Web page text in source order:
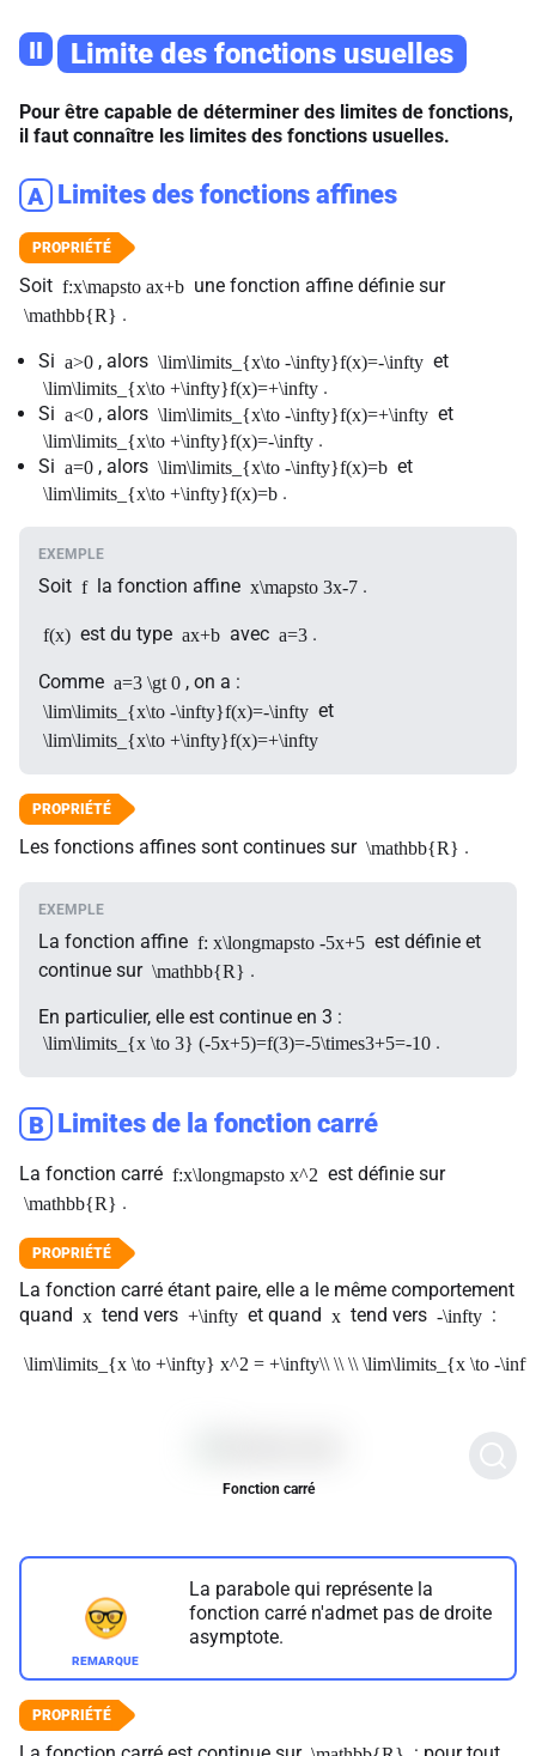
II Limite des fonctions usuelles
Pour être capable de déterminer des limites de fonctions,
il faut connaître les limites des fonctions usuelles.
A Limites des fonctions affines
Soit f:x\mapsto ax+b une fonction affine définie sur
\mathbb{R} .
Si a>0 , alors \lim\limits_{x\to -\infty}f(x)=-\infty et
\lim\limits_{x\to +\infty}f(x)=+\infty .
Si a<0 , alors \lim\limits_{x\to -\infty}f(x)=+\infty et
\lim\limits_{x\to +\infty}f(x)=-\infty .
Si a=0 , alors \lim\limits_{x\to -\infty}f(x)=b et
\lim\limits_{x\to +\infty}f(x)=b .
Soit f la fonction affine x\mapsto 3x-7 .
f(x) est du type ax+b avec a=3 .
Comme a=3 \gt 0 , on a :
\lim\limits_{x\to -\infty}f(x)=-\infty et
\lim\limits_{x\to +\infty}f(x)=+\infty
Les fonctions affines sont continues sur \mathbb{R} .
La fonction affine f: x\longmapsto -5x+5 est définie et
continue sur \mathbb{R} .
En particulier, elle est continue en 3 :
\lim\limits_{x \to 3} (-5x+5)=f(3)=-5\times3+5=-10 .
B Limites de la fonction carré
La fonction carré f:x\longmapsto x^2 est définie sur
\mathbb{R} .
La fonction carré étant paire, elle a le même comportement
quand x tend vers +\infty et quand x tend vers -\infty :
\lim\limits_{x \to +\infty} x^2 = +\infty\\ \\ \\ \lim\limits_{x \to -
Fonction carré
La parabole qui représente la
fonction carré n'admet pas de droite
asymptote.